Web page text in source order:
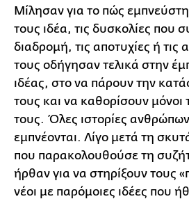
Μίλησαν για το πώς
τους ιδέα, τις δυσκολίες που
διαδρομή, τις αποτυχίες ή τις
τους οδήγησαν τελικά στην
ιδέας, στο να πάρουν την
τους και να καθορίσουν μόνοι
τους. Όλες ιστορίες
εμπνέονται. Λίγο μετά τη
που παρακολουθούσε τη
ήρθαν για να στηρίξουν τους
νέοι με παρόμοιες ιδέες που